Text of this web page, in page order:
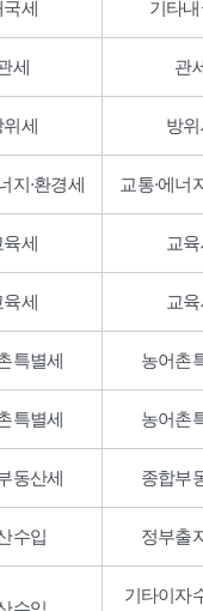
국세 기타
세 관
위세 방
지·환경세 교통·에너
육세 교
육세 교
특별세 농어촌
특별세 농어촌
동산세 종합부
수입 정부출
기타이자